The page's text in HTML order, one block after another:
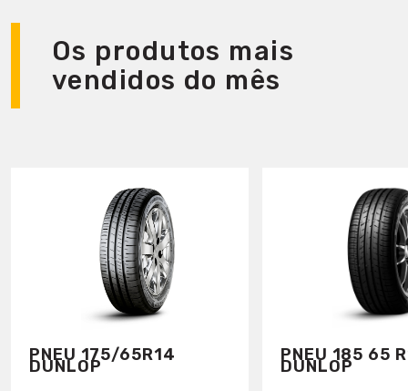
Os produtos mais
vendidos do mês
PNEU 175/65R14
DUNLOP
PNEU 185 65
DUNLOP